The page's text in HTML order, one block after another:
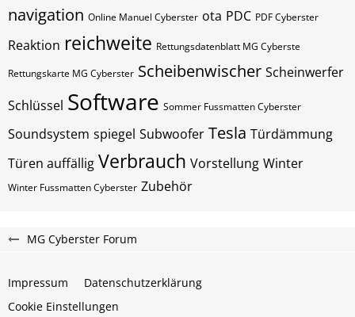
navigation Online Manuel Cyberster ota PDC PDF Cyberster
Reaktion reichweite Rettungsdatenblatt MG Cyberste
Rettungskarte MG Cyberster Scheibenwischer Scheinwerfer
Schlüssel Software Sommer Fussmatten Cyberster
Soundsystem spiegel Subwoofer Tesla Türdämmung
Türen auffällig Verbrauch Vorstellung Winter
Winter Fussmatten Cyberster Zubehör
MG Cyberster Forum
Impressum
Datenschutzerklärung
Cookie Einstellungen